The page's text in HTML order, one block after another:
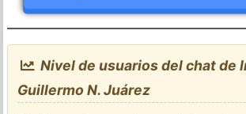
Nivel de usuarios del chat de
Guillermo N. Juárez